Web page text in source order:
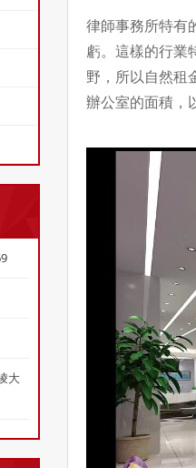
大
律師事務所特有
虧。這樣的行業
野，所以自然租
辦公室的面積，